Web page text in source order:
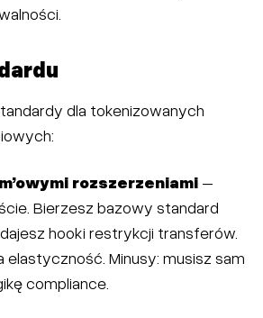
dla tokenizowanych
rozszerzeniami –
Bierzesz bazowy standard
hooki restrykcji transferów.
elastyczność. Minusy: musisz sam
compliance.